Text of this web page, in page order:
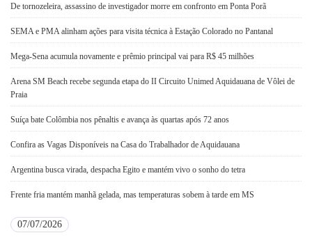
De tornozeleira, assassino de investigador morre em confronto em Ponta Porã
SEMA e PMA alinham ações para visita técnica à Estação Colorado no Pantanal
Mega-Sena acumula novamente e prêmio principal vai para R$ 45 milhões
Arena SM Beach recebe segunda etapa do II Circuito Unimed Aquidauana de Vôlei de
Praia
Suíça bate Colômbia nos pênaltis e avança às quartas após 72 anos
Confira as Vagas Disponíveis na Casa do Trabalhador de Aquidauana
Argentina busca virada, despacha Egito e mantém vivo o sonho do tetra
Frente fria mantém manhã gelada, mas temperaturas sobem à tarde em MS
07/07/2026